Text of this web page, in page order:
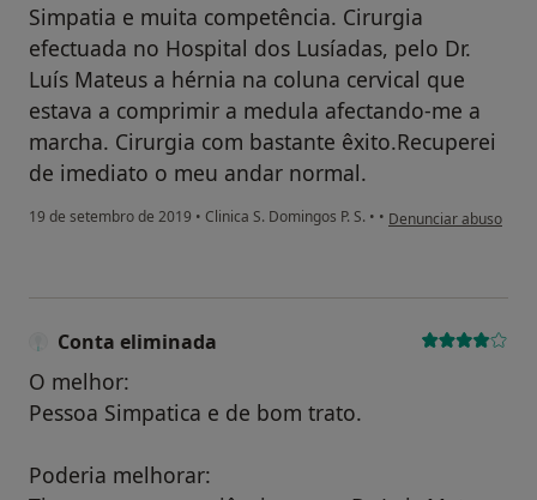
Simpatia e muita competência. Cirurgia
efectuada no Hospital dos Lusíadas, pelo Dr.
Luís Mateus a hérnia na coluna cervical que
estava a comprimir a medula afectando-me a
marcha. Cirurgia com bastante êxito.Recuperei
de imediato o meu andar normal.
19 de setembro de 2019 • Clinica S. Domingos P. S. • • na opinião do
Denunciar abuso
Conta eliminada
O melhor:
Pessoa Simpatica e de bom trato.
Poderia melhorar: